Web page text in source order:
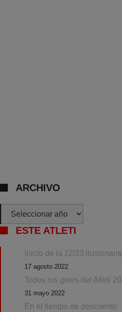
ARCHIVO
Archivos
ESTE ATLETI
Inicio de la 22/23
17 agosto 2022
Todos los goles del Atleti
31 mayo 2022
En el tiempo de descuento